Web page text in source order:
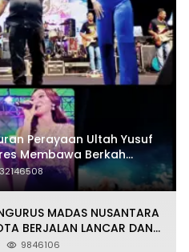
Perayaan Ultah Yusuf
Membawa Berkah
MADAS NUSANTARA
BERJALAN LANCAR DAN
9846106